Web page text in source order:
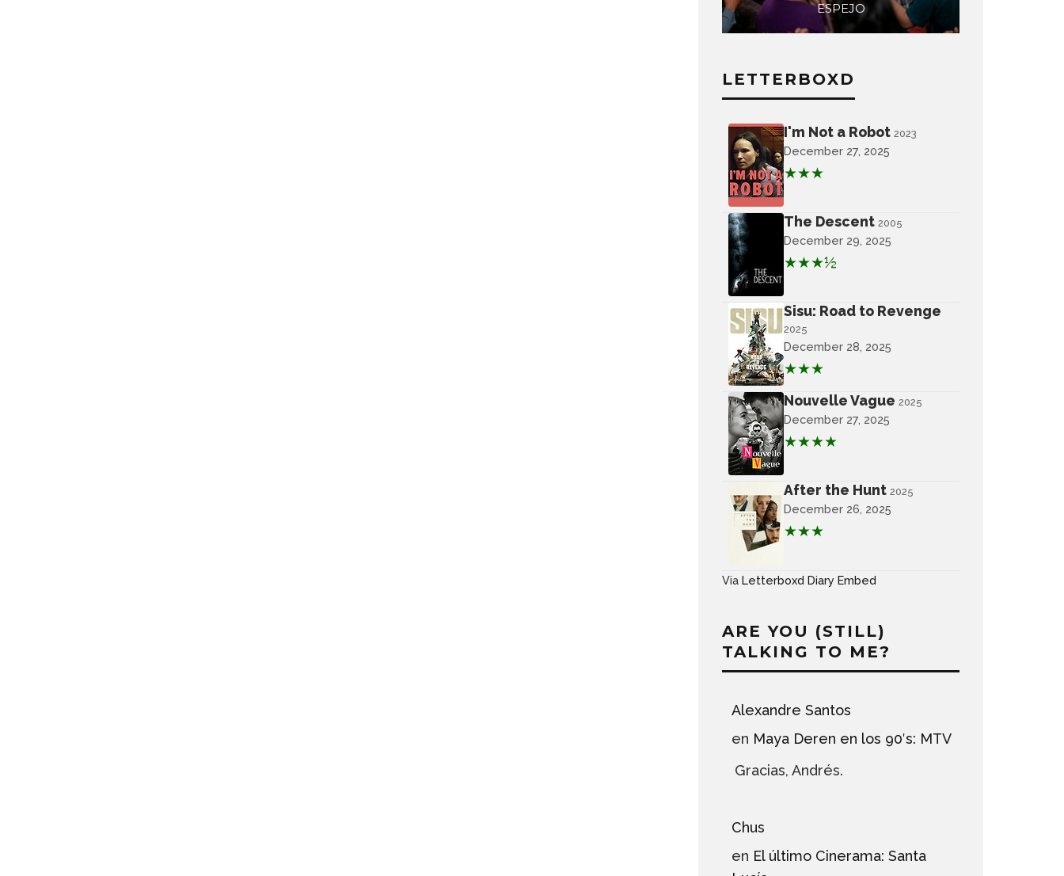
ESPEJO
LETTERBOXD
I'm Not a Robot 2023
December 27, 2025
★★★
The Descent 2005
December 29, 2025
★★★½
Sisu: Road to Revenge
2025
December 28, 2025
★★★
Nouvelle Vague 2025
December 27, 2025
★★★★
After the Hunt 2025
December 26, 2025
★★★
Via Letterboxd Diary Embed
ARE YOU (STILL)
TALKING TO ME?
Alexandre Santos
en Maya Deren en los 90′s: MTV
Gracias, Andrés.
Chus
en El último Cinerama: Santa